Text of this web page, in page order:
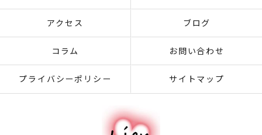
アクセス ブログ
コラム お問い合わせ
プライバシーポリシー サイトマップ